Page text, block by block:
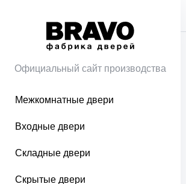
Официальный сайт производства
Межкомнатные двери
Входные двери
Складные двери
Скрытые двери